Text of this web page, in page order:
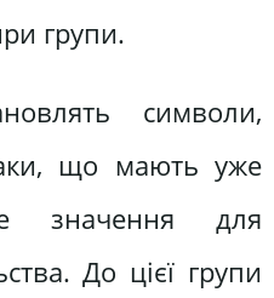
групи.
символи,
що мають уже
значення для
До цієї групи